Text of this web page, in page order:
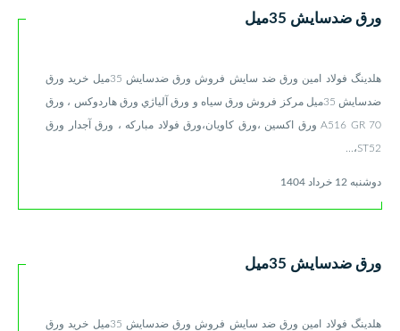
ورق ضدسایش 35میل
هلدینگ فولاد امین ورق ضد سایش فروش ورق ضدسایش 35میل خرید ورق
ضدسایش 35میل مركز فروش ورق سياه و ورق آلياژي ورق هاردوکس ، ورق
A516 GR 70 ورق اكسين ،ورق كاويان،ورق فولاد مباركه ، ورق آجدار ورق
ST52،...
دوشنبه 12 خرداد 1404
ورق ضدسایش 35میل
هلدینگ فولاد امین ورق ضد سایش فروش ورق ضدسایش 35میل خرید ورق